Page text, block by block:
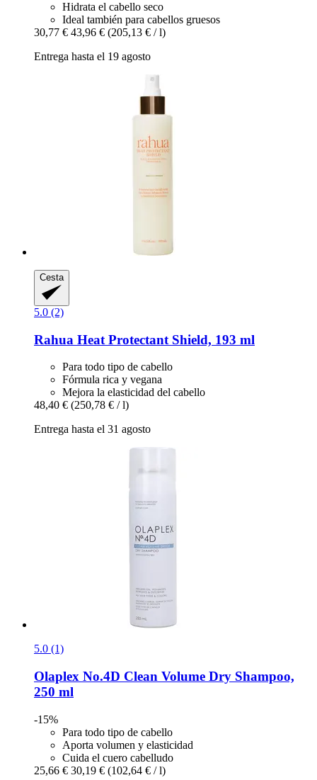
Hidrata el cabello seco
Ideal también para cabellos gruesos
30,77 € 43,96 € (205,13 € / l)
Entrega hasta el 19 agosto
Cesta
5.0 (2)
Rahua Heat Protectant Shield, 193 ml
Para todo tipo de cabello
Fórmula rica y vegana
Mejora la elasticidad del cabello
48,40 € (250,78 € / l)
Entrega hasta el 31 agosto
5.0 (1)
Olaplex No.4D Clean Volume Dry Shampoo,
250 ml
-15%
Para todo tipo de cabello
Aporta volumen y elasticidad
Cuida el cuero cabelludo
25,66 € 30,19 € (102,64 € / l)